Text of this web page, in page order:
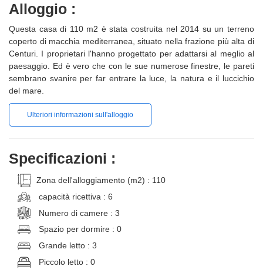
Alloggio :
Questa casa di 110 m2 è stata costruita nel 2014 su un terreno
coperto di macchia mediterranea, situato nella frazione più alta di
Centuri. I proprietari l'hanno progettato per adattarsi al meglio al
paesaggio. Ed è vero che con le sue numerose finestre, le pareti
sembrano svanire per far entrare la luce, la natura e il luccichio
del mare.
Ulteriori informazioni sull'alloggio
Specificazioni :
Zona dell'alloggiamento (m2) : 110
capacità ricettiva : 6
Numero di camere : 3
Spazio per dormire : 0
Grande letto : 3
Piccolo letto : 0